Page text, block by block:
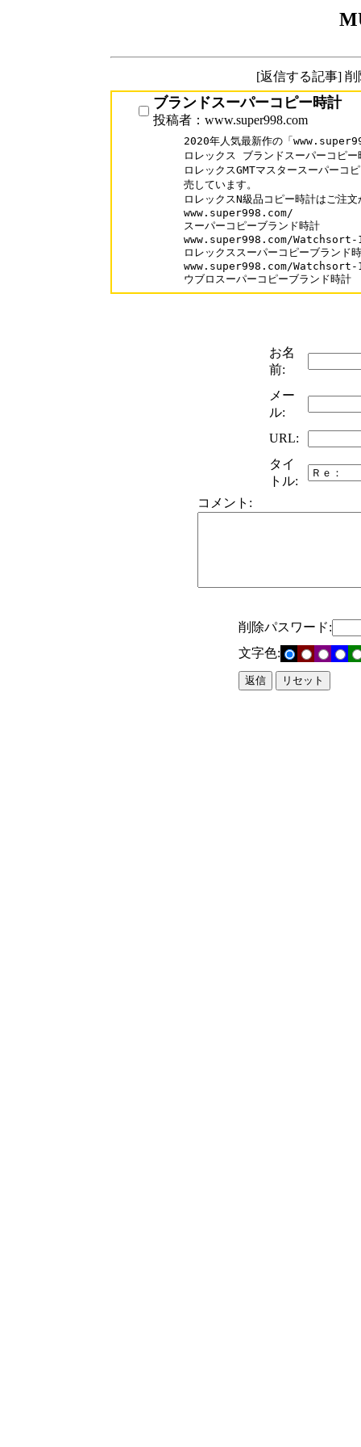
[返信する記事]
ブランドスーパーコピー時計
投稿者：www.super998.com
2020年人気最新作の「
ロレックス ブランドスーパーコピ
ロレックスGMTマスタースーパーコ
売しています。
ロレックスN級品コピー時計はご注
www.super998.com/
スーパーコピーブランド時計
www.super998.com/
ロレックススーパーコピーブランド
www.super998.com/
ウブロスーパーコピーブランド時計
お名
前:
メー
ル:
URL:
タイ
トル:
コメント:
削除パスワード:
文字色: